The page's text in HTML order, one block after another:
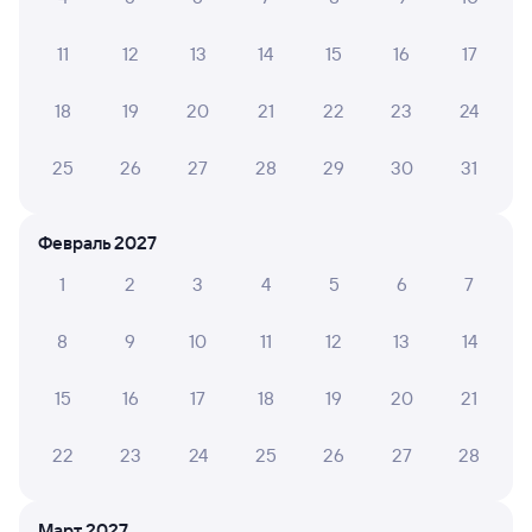
Екатеринбург Пасс.
Улан-Удэ Пасс.
22:06 17:21
2 д 16 ч 15 м в пути
Купе
от 8 ⁠843 ⁠₽ 9 ⁠829 ⁠₽
Найдём билет на поезд за вас
11 12 13 14 15 16 17
18 19 20 21 22 23 24
25 26 27 28 29 30 31
Февраль 2027
1
2 3 4 5 6 7
8 9 10 11 12 13 14
15 16 17 18 19 20 21
22 23 24 25 26 27 28